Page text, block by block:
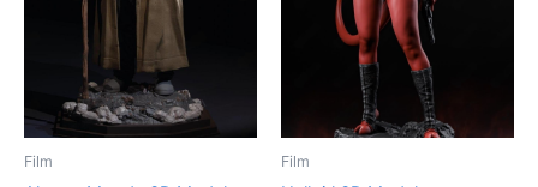
Film Film